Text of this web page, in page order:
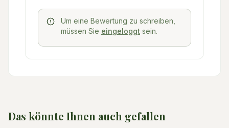
Um eine Bewertung zu schreiben,
müssen Sie eingeloggt sein.
Das könnte Ihnen auch gefallen